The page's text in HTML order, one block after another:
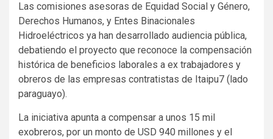
Las comisiones asesoras de Equidad Social y Género,
Derechos Humanos, y Entes Binacionales
Hidroeléctricos ya han desarrollado audiencia pública,
debatiendo el proyecto que reconoce la compensación
histórica de beneficios laborales a ex trabajadores y
obreros de las empresas contratistas de Itaipu7 (lado
paraguayo).
La iniciativa apunta a compensar a unos 15 mil
exobreros, por un monto de USD 940 millones y el